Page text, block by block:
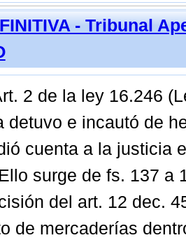
- Tribunal
2 de la ley 16.246
detuvo e incautó de
cuenta a la justicia
surge de fs. 137 a
del art. 12 dec.
de mercaderías